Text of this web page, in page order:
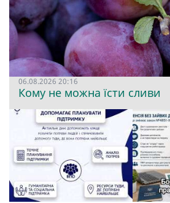
06.08.2026 20:16
Кому не можна їсти сливи